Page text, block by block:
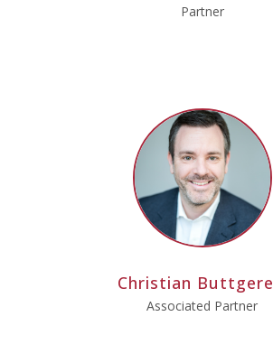
Partner
Christian
Associated Partner